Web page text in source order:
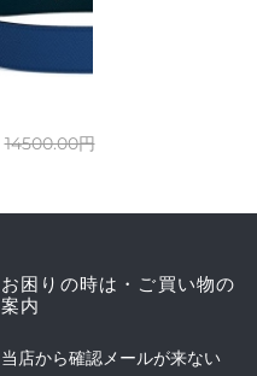
14500.00円
お困りの時は・ご買い物の
案内
当店から確認メールが来ない